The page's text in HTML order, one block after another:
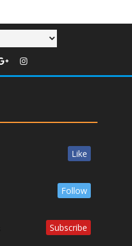
Like
Follow
Subscribe